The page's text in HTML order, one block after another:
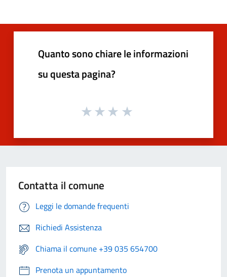
Quanto sono chiare le informazioni
su questa pagina?
Contatta il comune
Leggi le domande frequenti
Richiedi Assistenza
Chiama il comune +39 035 654700
Prenota un appuntamento